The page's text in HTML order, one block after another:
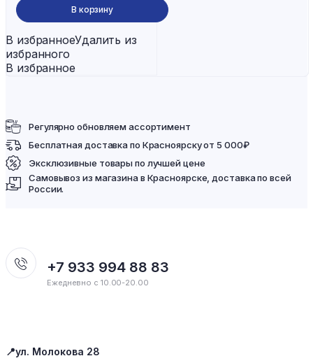
В корзину
В избранноеУдалить из
избранного
В избранное
Регулярно обновляем ассортимент
Бесплатная доставка по Красноярску от 5 000₽
Эксклюзивные товары по лучшей цене
Самовывоз из магазина в Красноярске, доставка по всей
России.
+7 933 994 88 83
Ежедневно с 10.00-20.00
📍ул. Молокова 28